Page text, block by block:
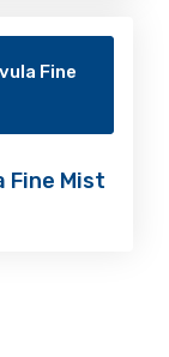
Fine Mist